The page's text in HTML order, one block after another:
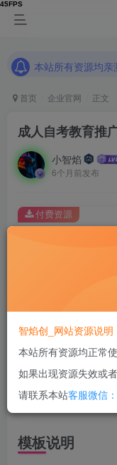
本站所有资源均
本站所有资源均亲
首页 企业官网 正文
成人自考教育推
小智焰
6个月前发布
此内容为付费资源，
您
付费资源
模板说明
智焰创_网站资源说明
本站所有资源均正常
如果出现资源失效或
请联系本站客服微信